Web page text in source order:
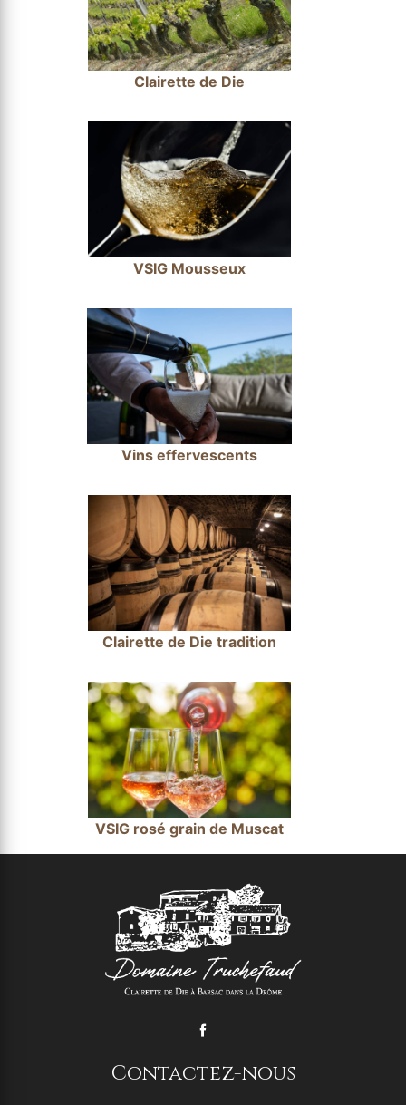
Clairette de Die
VSIG Mousseux
Vins effervescents
Clairette de Die tradition
VSIG rosé grain de Muscat
Contactez-nous